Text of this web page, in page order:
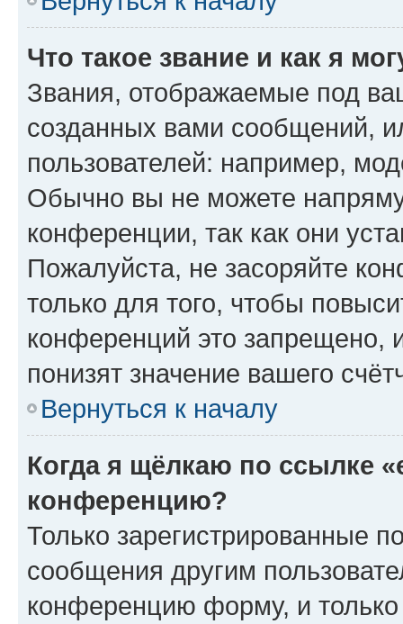
Что такое звание и как я
Звания, отображаемые под
созданных вами сообщений,
пользователей: например,
Обычно вы не можете
конференции, так как они
Пожалуйста, не засоряйте
только для того, чтобы
конференций это запрещено,
понизят значение вашего
Вернуться к началу
Когда я щёлкаю по ссылке
конференцию?
Только зарегистрированные
сообщения другим
конференцию форму, и